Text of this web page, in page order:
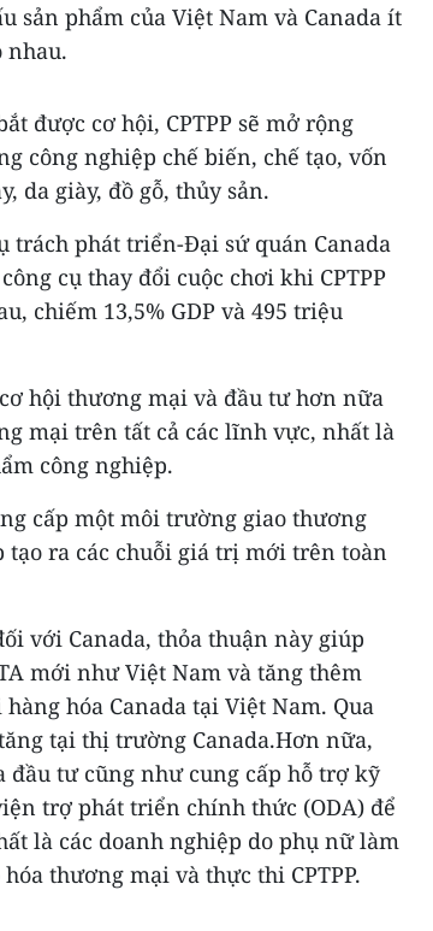
sản phẩm của Việt Nam và Canada ít
nhau.
được cơ hội, CPTPP sẽ mở rộng
công nghiệp chế biến, chế tạo, vốn
da giày, đồ gỗ, thủy sản.
trách phát triển-Đại sứ quán Canada
cụ thay đổi cuộc chơi khi CPTPP
chiếm 13,5% GDP và 495 triệu
hội thương mại và đầu tư hơn nữa
mại trên tất cả các lĩnh vực, nhất là
công nghiệp.
cấp một môi trường giao thương
ra các chuỗi giá trị mới trên toàn
với Canada, thỏa thuận này giúp
mới như Việt Nam và tăng thêm
hóa Canada tại Việt Nam. Qua
tại thị trường Canada.Hơn nữa,
đầu tư cũng như cung cấp hỗ trợ kỹ
trợ phát triển chính thức (ODA) để
là các doanh nghiệp do phụ nữ làm
thương mại và thực thi CPTPP.